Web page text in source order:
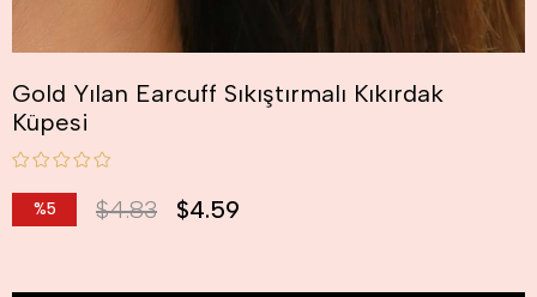
Gold Yılan Earcuff Sıkıştırmalı Kıkırdak
Küpesi
%5
$4.83 $4.59